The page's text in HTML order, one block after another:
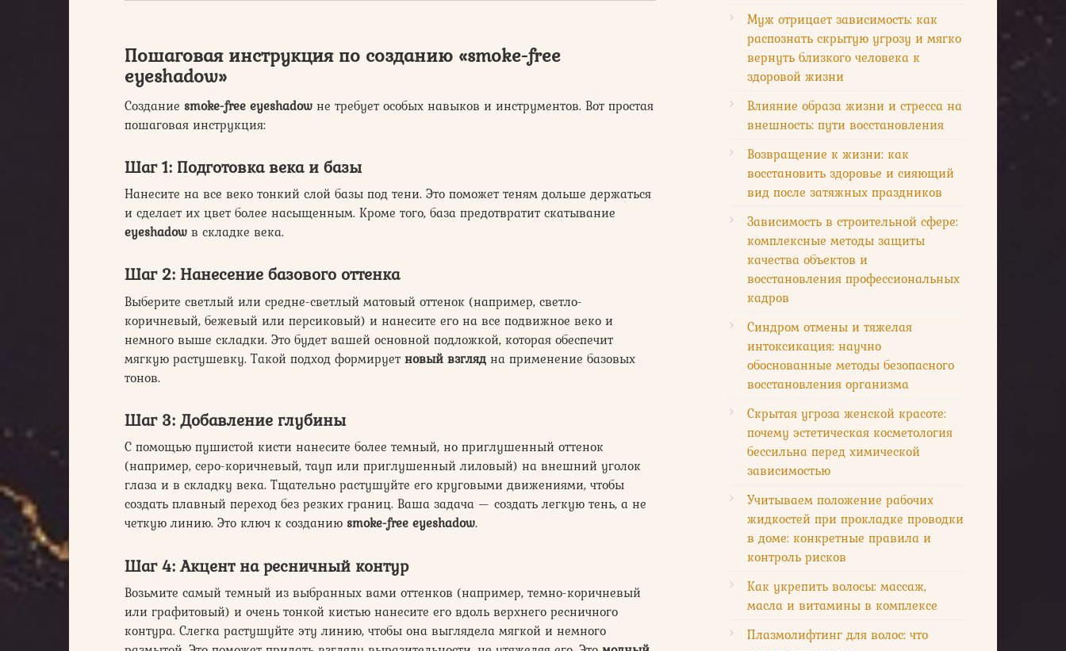
Пошаговая инструкция по созданию «smoke-free
eyeshadow»
Создание smoke-free eyeshadow не требует особых навыков и инструментов. Вот простая
пошаговая инструкция:
Шаг 1: Подготовка века и базы
Нанесите на все веко тонкий слой базы под тени. Это поможет теням дольше держаться
и сделает их цвет более насыщенным. Кроме того, база предотвратит скатывание
eyeshadow в складке века.
Шаг 2: Нанесение базового оттенка
Выберите светлый или средне-светлый матовый оттенок (например, светло-
коричневый, бежевый или персиковый) и нанесите его на все подвижное веко и
немного выше складки. Это будет вашей основной подложкой, которая обеспечит
мягкую растушевку. Такой подход формирует новый взгляд на применение базовых
тонов.
Шаг 3: Добавление глубины
С помощью пушистой кисти нанесите более темный, но приглушенный оттенок
(например, серо-коричневый, тауп или приглушенный лиловый) на внешний уголок
глаза и в складку века. Тщательно растушуйте его круговыми движениями, чтобы
создать плавный переход без резких границ. Ваша задача — создать легкую тень, а не
четкую линию. Это ключ к созданию smoke-free eyeshadow.
Шаг 4: Акцент на ресничный контур
Возьмите самый темный из выбранных вами оттенков (например, темно-коричневый
или графитовый) и очень тонкой кистью нанесите его вдоль верхнего ресничного
контура. Слегка растушуйте эту линию, чтобы она выглядела мягкой и немного
Муж отрицает зависимость: как
распознать скрытую угрозу и мягко
вернуть близкого человека к
здоровой жизни
Влияние образа жизни и стресса на
внешность: пути восстановления
Возвращение к жизни: как
восстановить здоровье и сияющий
вид после затяжных праздников
Зависимость в строительной сфере:
комплексные методы защиты
качества объектов и
восстановления профессиональных
кадров
Синдром отмены и тяжелая
интоксикация: научно
обоснованные методы безопасного
восстановления организма
Скрытая угроза женской красоте:
почему эстетическая косметология
бессильна перед химической
зависимостью
Учитываем положение рабочих
жидкостей при прокладке проводки
в доме: конкретные правила и
контроль рисков
Как укрепить волосы: массаж,
масла и витамины в комплексе
Плазмолифтинг для волос: что